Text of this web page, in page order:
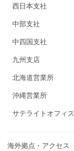
西日本支社
中部支社
中四国支社
九州支店
北海道営業所
沖縄営業所
サテライトオフィス
海外拠点・アクセス